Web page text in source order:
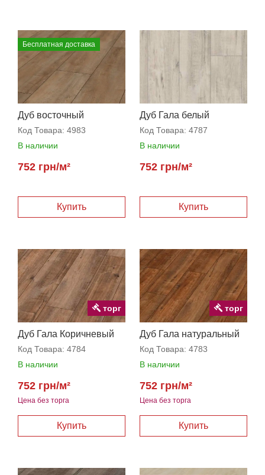
Бесплатная доставка
Дуб восточный
натуральный
Код Товара: 4983
В наличии
752 грн/м²
Дуб Гала белый
Код Товара: 4787
В наличии
752 грн/м²
Дуб Гала Коричневый
Код Товара: 4784
В наличии
Цена без торга
752 грн/м²
торг
Дуб Гала натуральный
Код Товара: 4783
В наличии
Цена без торга
752 грн/м²
торг